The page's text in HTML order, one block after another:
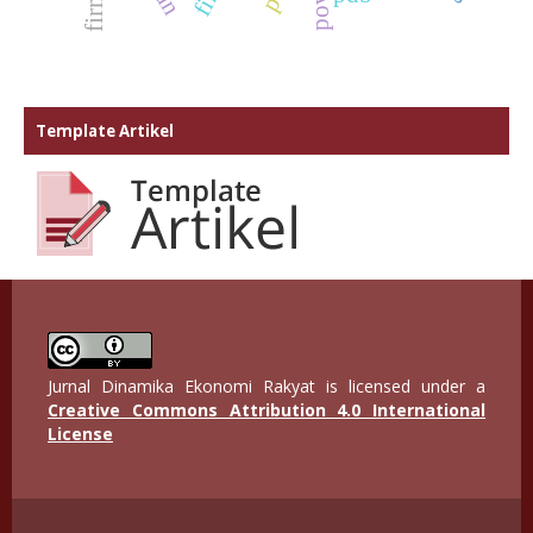
Template Artikel
Jurnal Dinamika Ekonomi Rakyat is licensed under a
Creative Commons Attribution 4.0 International
License